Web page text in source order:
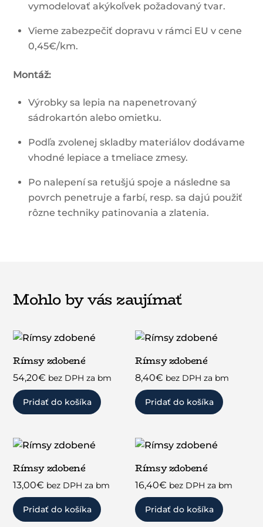
vymodelovať akýkoľvek požadovaný tvar.
Vieme zabezpečiť dopravu v rámci EU v cene
0,45€/km.
Montáž:
Výrobky sa lepia na napenetrovaný
sádrokartón alebo omietku.
Podľa zvolenej skladby materiálov dodávame
vhodné lepiace a tmeliace zmesy.
Po nalepení sa retušjú spoje a následne sa
povrch penetruje a farbí, resp. sa dajú použiť
rôzne techniky patinovania a zlatenia.
Mohlo by vás zaujímať
Rímsy zdobené
54,20€ bez DPH za bm
Pridať do košíka
Rímsy zdobené
8,40€ bez DPH za bm
Pridať do košíka
Rímsy zdobené
13,00€ bez DPH za bm
Pridať do košíka
Rímsy zdobené
16,40€ bez DPH za bm
Pridať do košíka